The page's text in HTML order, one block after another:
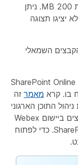
חייבים להיות פחות מ 150 עמודים מתחת 200 MB. ניתן
יציגו תצוגה
השמאלי
Microsoft ניתן להציג קבצי OneDrive או SharePoint Online
בו. קרא מאמר זה
התוכן הארגוני
זה כדי לגלות כיצד לשתף קבצים ביישום Webex
מ- Microsoft OneDrive או SharePoint Online. כדי לפתוח